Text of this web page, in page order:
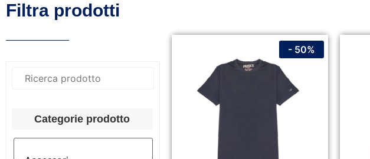
Filtra prodotti
Categorie prodotto
- 50%